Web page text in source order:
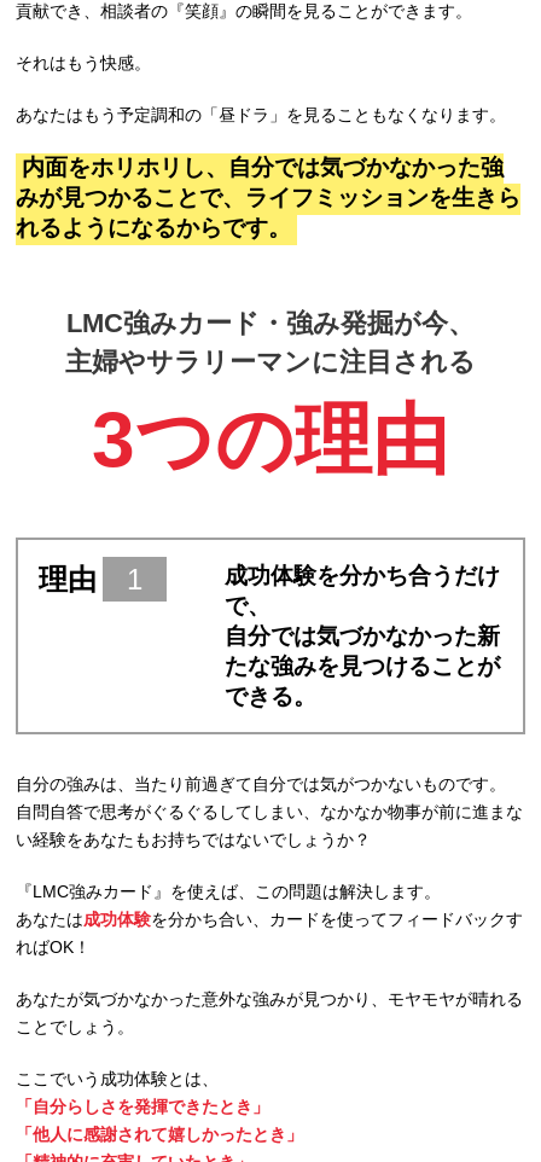
貢献でき、相談者の『笑顔』の瞬間を見ることができます。
それはもう快感。
あなたはもう予定調和の「昼ドラ」を見ることもなくなります。
内面をホリホリし、自分では気づかなかった強
みが見つかることで、ライフミッションを生きら
れるようになるからです。
LMC強みカード・強み発掘が今、
主婦やサラリーマンに注目される
3つの理由
理由 1
成功体験を分かち合うだけ
で、
自分では気づかなかった新
たな強みを見つけることが
できる。
自分の強みは、当たり前過ぎて自分では気がつかないものです。
自問自答で思考がぐるぐるしてしまい、なかなか物事が前に進まな
い経験をあなたもお持ちではないでしょうか？
『LMC強みカード』を使えば、この問題は解決します。
あなたは成功体験を分かち合い、カードを使ってフィードバックす
ればOK！
あなたが気づかなかった意外な強みが見つかり、モヤモヤが晴れる
ことでしょう。
ここでいう成功体験とは、
「自分らしさを発揮できたとき」
「他人に感謝されて嬉しかったとき」